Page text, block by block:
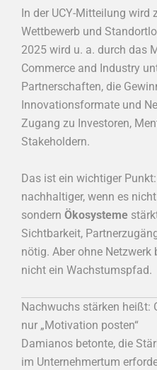
In der UCY-Mitteilung wird
Wettbewerb und
2025 wird u. a. durch das
Commerce and Industry
Partnerschaften, die
Innovationsformate und
Zugang zu Investoren,
Stakeholdern.
Das ist ein wichtiger
nachhaltiger, wenn es
sondern Ökosysteme
Sichtbarkeit,
nötig. Aber ohne
nicht ein Wachstumspfad.
Nachwuchs stärken heißt:
nur „Motivation posten“
Damianos betonte, die
im Unternehmertum